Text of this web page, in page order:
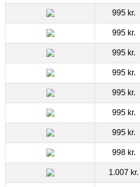
995 kr.
995 kr.
995 kr.
995 kr.
995 kr.
995 kr.
995 kr.
998 kr.
1.007 kr.